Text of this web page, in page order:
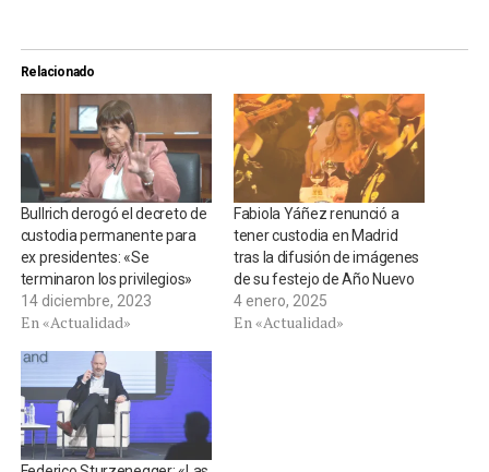
Relacionado
Bullrich derogó el decreto de
custodia permanente para
ex presidentes: «Se
terminaron los privilegios»
14 diciembre, 2023
En «Actualidad»
Fabiola Yáñez renunció a
tener custodia en Madrid
tras la difusión de imágenes
de su festejo de Año Nuevo
4 enero, 2025
En «Actualidad»